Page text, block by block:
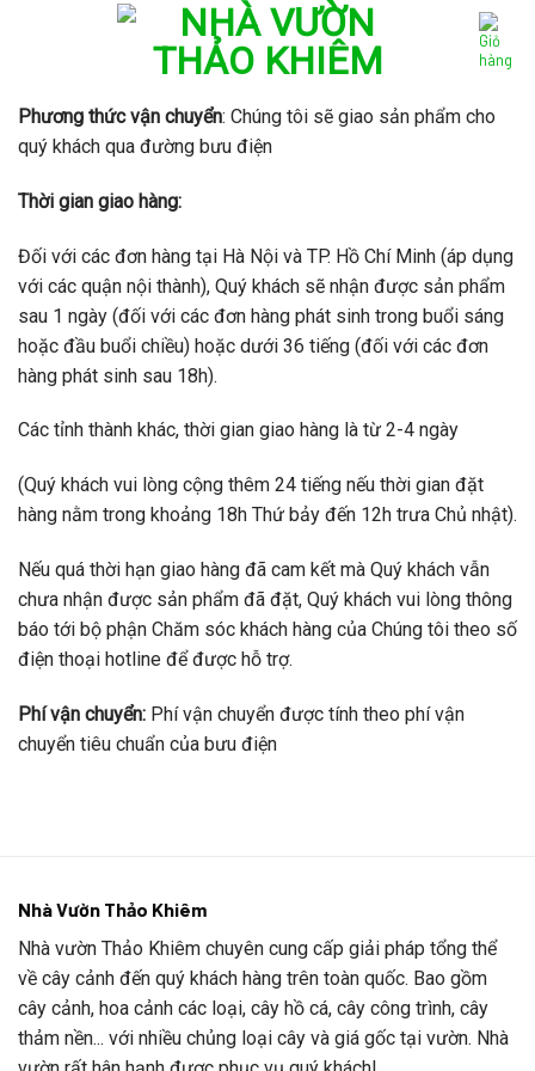
Phương thức vận chuyển: Chúng tôi sẽ giao sản phẩm cho
quý khách qua đường bưu điện
Thời gian giao hàng:
Đối với các đơn hàng tại Hà Nội và TP. Hồ Chí Minh (áp dụng
với các quận nội thành), Quý khách sẽ nhận được sản phẩm
sau 1 ngày (đối với các đơn hàng phát sinh trong buổi sáng
hoặc đầu buổi chiều) hoặc dưới 36 tiếng (đối với các đơn
hàng phát sinh sau 18h).
Các tỉnh thành khác, thời gian giao hàng là từ 2-4 ngày
(Quý khách vui lòng cộng thêm 24 tiếng nếu thời gian đặt
hàng nằm trong khoảng 18h Thứ bảy đến 12h trưa Chủ nhật).
Nếu quá thời hạn giao hàng đã cam kết mà Quý khách vẫn
chưa nhận được sản phẩm đã đặt, Quý khách vui lòng thông
báo tới bộ phận Chăm sóc khách hàng của Chúng tôi theo số
điện thoại hotline để được hỗ trợ.
Phí vận chuyển: Phí vận chuyển được tính theo phí vận
chuyển tiêu chuẩn của bưu điện
Nhà Vườn Thảo Khiêm
Nhà vườn Thảo Khiêm chuyên cung cấp giải pháp tổng thể
về cây cảnh đến quý khách hàng trên toàn quốc. Bao gồm
cây cảnh, hoa cảnh các loại, cây hồ cá, cây công trình, cây
thảm nền... với nhiều chủng loại cây và giá gốc tại vườn. Nhà